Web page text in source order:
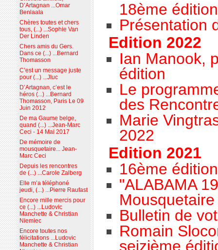
18ème
Présentation
Edition 2022
Ian Manook,
édition
Le
des
Marie
2022
Edition 2021
16ème
"ALABAMA
Bulletin de
Romain
seizième
D’Artagnan ...Omar
Benlaala
Chères toutes et chers
tous, (...) ...Sophie Van
Der Linden
Chers amis du Gers.
Dans ce (...) ...Bernard
Thomasson
C’est un message juste
pour (...) ...Jluc
D’Artagnan, c’est le
héros (...) ...Bernard
Thomasson, Paris Le 09
Juin 2012
De ma Gaume belge,
quand (...) ...Jean-Marc
Ceci - 14 Mai 2017
De mémoire de
mousquetaire... Jean-
Marc Ceci
Depuis les rencontres
de (...) ...Carole Zalberg
Elle m’a téléphoné
jeudi, (...) ...Pierre Raufast
Encore mille mercis pour
ce (...) ...Ludovic
Manchette & Christian
Niemiec
Encore toutes nos
félicitations ...Ludovic
Manchette & Christian